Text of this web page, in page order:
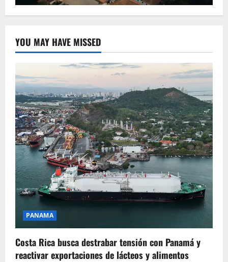
YOU MAY HAVE MISSED
PANAMA
Costa Rica busca destrabar tensión con Panamá y
reactivar exportaciones de lácteos y alimentos